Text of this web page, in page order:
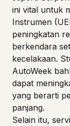
ini vital untuk
Instrumen
peningkatan
berkendara
kecelakaan.
AutoWeek
dapat
yang berarti
panjang.
Selain itu,